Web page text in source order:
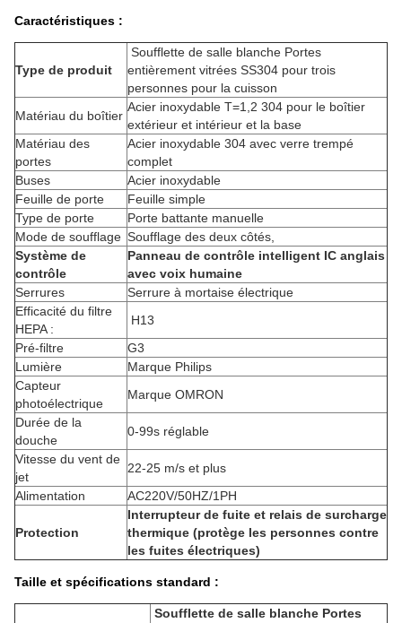
Caractéristiques :
Type de produit
Soufflette de salle blanche Portes
entièrement vitrées SS304 pour trois
personnes pour la cuisson
Matériau du boîtier
Acier inoxydable T=1,2 304 pour le boîtier
extérieur et intérieur et la base
Matériau des
portes
Acier inoxydable 304 avec verre trempé
complet
Buses
Acier inoxydable
Feuille de porte
Feuille simple
Type de porte
Porte battante manuelle
Mode de soufflage Soufflage des deux côtés,
Système de
contrôle
Panneau de contrôle intelligent IC anglais
avec voix humaine
Serrures
Serrure à mortaise électrique
Efficacité du filtre
HEPA :
H13
Pré-filtre
G3
Lumière
Marque Philips
Capteur
photoélectrique
Marque OMRON
Durée de la
douche
0-99s réglable
Vitesse du vent de
jet
22-25 m/s et plus
Alimentation
AC220V/50HZ/1PH
Protection
Interrupteur de fuite et relais de surcharge
thermique (protège les personnes contre
les fuites électriques)
Taille et spécifications standard :
Soufflette de salle blanche Portes